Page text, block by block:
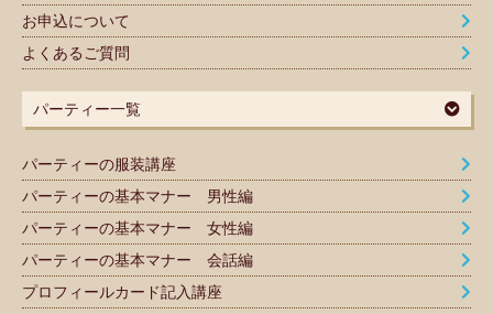
お申込について
よくあるご質問
パーティー一覧
パーティーの服装講座
パーティーの基本マナー 男性編
パーティーの基本マナー 女性編
パーティーの基本マナー 会話編
プロフィールカード記入講座